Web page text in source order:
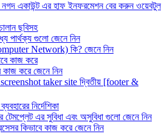
নগদ একাউন্ট এর হাফ ইনফরমেশন বের করুন ওয়েবটুল
ছবিসহ
পার্থক্য গুলো জেনে নিন
Network) কি? জেনে নিন
কাজ করে
করে জেনে নিন
taker site দ্বিতীয় [footer &
নির্দেশিকা
এর সুবিধা এবং অসুবিধা গুলো জেনে নিন
কিভাবে কাজ করে জেনে নিন